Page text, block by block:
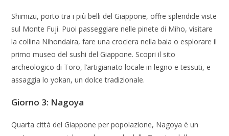
Shimizu, porto tra i più belli del Giappone, offre splendide viste
sul Monte Fuji. Puoi passeggiare nelle pinete di Miho, visitare
la collina Nihondaira, fare una crociera nella baia o esplorare il
primo museo del sushi del Giappone. Scopri il sito
archeologico di Toro, l’artigianato locale in legno e tessuti, e
assaggia lo yokan, un dolce tradizionale.
Giorno 3: Nagoya
Quarta città del Giappone per popolazione, Nagoya è un